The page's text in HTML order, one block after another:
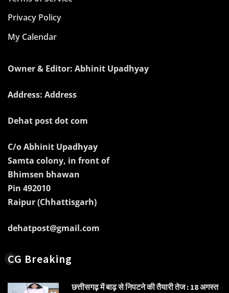
Privacy Policy
My Calendar
Owner & Editor: Abhinit Upadhyay
Address: Address
Dehat post dot com
C/o Abhinit Upadhyay
Samta colony, in front of
Bhimsen bhawan
Pin 492010
Raipur (Chhattisgarh)
dehatpost@gmail.com
CG Breaking
छत्तीसगढ़ में बाढ़ से निपटने की तैयारी तेज : 18 अगस्त